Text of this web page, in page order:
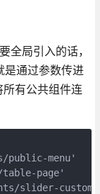
全局引入的话，
通过参数传进
有公共组件连
public-menu'
page'
slider-custom'